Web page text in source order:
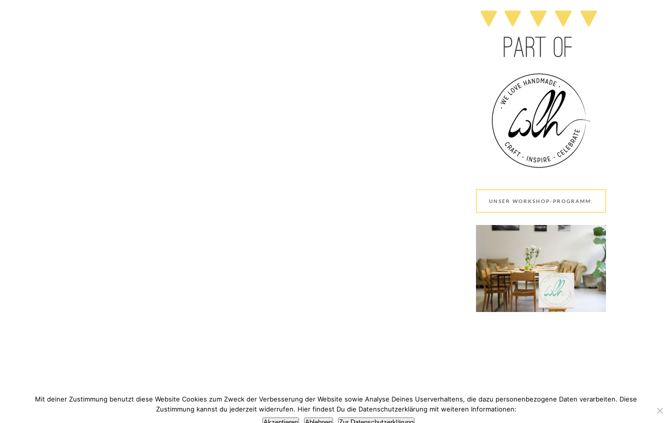
UNSER WORKSHOP-PROGRAMM:
© 2021 Pixi mit Milch. All Rights Reserved. Du hast Fragen zum Thema Datenschutz? Hier findest du meine Datenschutzerklärung .
Mit deiner Zustimmung benutzt diese Website Cookies zum Zweck der Verbesserung der Website sowie Analyse Deines Userverhaltens, die dazu personenbezogene Daten verarbeiten. Diese
Zustimmung kannst du jederzeit widerrufen. Hier findest Du die Datenschutzerklärung mit weiteren Informationen: